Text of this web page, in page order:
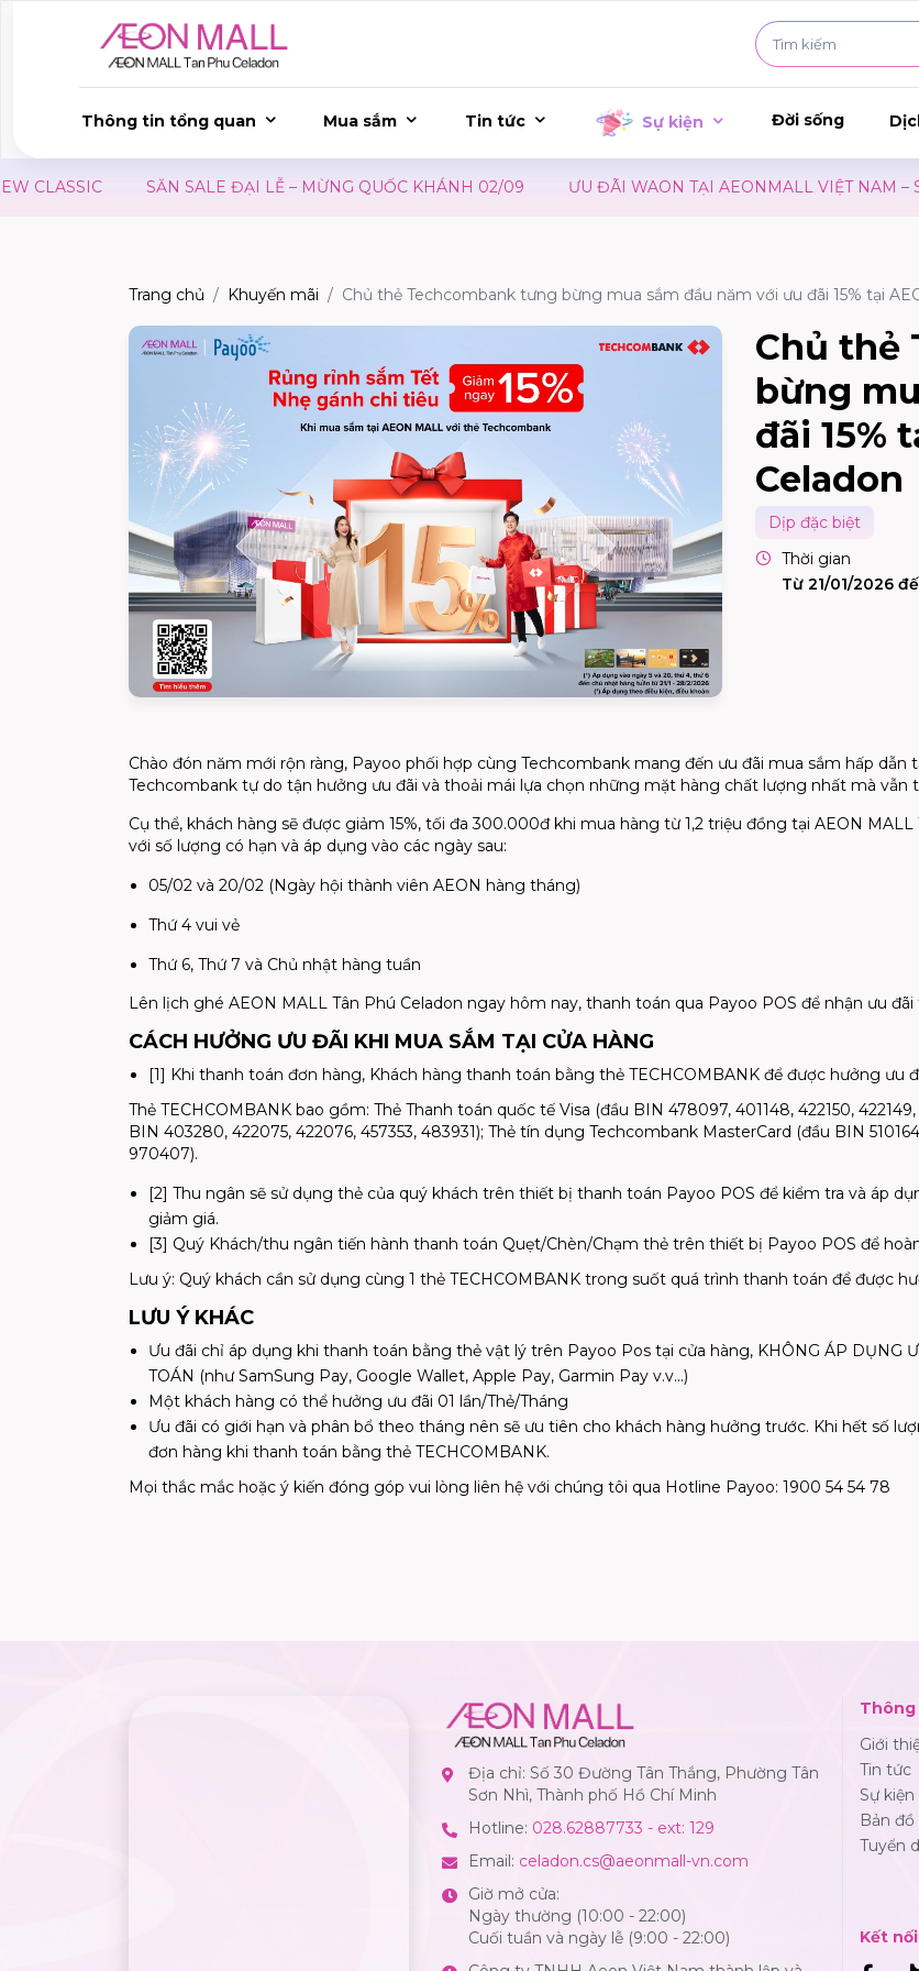
Thông tin tổng quan Mua sắm Tin tức Sự kiện Đời sống
SĂN SALE ĐẠI LỄ – MỪNG QUỐC KHÁNH 02/09 ƯU ĐÃI WAON TẠI AEONMALL VIỆT NAM – SỰ
Trang chủ Khuyến mãi Chủ thẻ Techcombank tưng bừng mua sắm đầu năm với ưu đãi 15% tại
Chủ thẻ
bừng
đãi 15%
Celadon
Dịp đặc biệt
Thời gian
Từ 21/01/2026
Chào đón năm mới rộn ràng, Payoo phối hợp cùng Techcombank mang đến ưu đãi mua sắm hấp dẫn
Techcombank tự do tận hưởng ưu đãi và thoải mái lựa chọn những mặt hàng chất lượng nhất mà vẫn
Cụ thể, khách hàng sẽ được giảm 15%, tối đa 300.000đ khi mua hàng từ 1,2 triệu đồng tại AEON
với số lượng có hạn và áp dụng vào các ngày sau:
05/02 và 20/02 (Ngày hội thành viên AEON hàng tháng)
Thứ 4 vui vẻ
Thứ 6, Thứ 7 và Chủ nhật hàng tuần
Lên lịch ghé AEON MALL Tân Phú Celadon ngay hôm nay, thanh toán qua Payoo POS để nhận ưu
CÁCH HƯỞNG ƯU ĐÃI KHI MUA SẮM TẠI CỬA HÀNG
[1] Khi thanh toán đơn hàng, Khách hàng thanh toán bằng thẻ TECHCOMBANK để được hưởng ưu
Thẻ TECHCOMBANK bao gồm: Thẻ Thanh toán quốc tế Visa (đầu BIN 478097, 401148, 422150,
BIN 403280, 422075, 422076, 457353, 483931); Thẻ tín dụng Techcombank MasterCard (đầu BIN
970407).
[2] Thu ngân sẽ sử dụng thẻ của quý khách trên thiết bị thanh toán Payoo POS để kiểm tra và áp
giảm giá.
[3] Quý Khách/thu ngân tiến hành thanh toán Quẹt/Chèn/Chạm thẻ trên thiết bị Payoo POS để
Lưu ý: Quý khách cần sử dụng cùng 1 thẻ TECHCOMBANK trong suốt quá trình thanh toán để được
LƯU Ý KHÁC
Ưu đãi chỉ áp dụng khi thanh toán bằng thẻ vật lý trên Payoo Pos tại cửa hàng, KHÔNG ÁP DỤNG
TOÁN (như SamSung Pay, Google Wallet, Apple Pay, Garmin Pay v.v...)
Một khách hàng có thể hưởng ưu đãi 01 lần/Thẻ/Tháng
Ưu đãi có giới hạn và phân bổ theo tháng nên sẽ ưu tiên cho khách hàng hưởng trước. Khi hết số
đơn hàng khi thanh toán bằng thẻ TECHCOMBANK.
Mọi thắc mắc hoặc ý kiến đóng góp vui lòng liên hệ với chúng tôi qua Hotline Payoo: 1900 54 54 78
Địa chỉ: Số 30 Đường Tân Thắng, Phường Tân
Sơn Nhì, Thành phố Hồ Chí Minh
Hotline: 028.62887733 - ext: 129
Email: celadon.cs@aeonmall-vn.com
Giờ mở cửa:
Ngày thường (10:00 - 22:00)
Cuối tuần và ngày lễ (9:00 - 22:00)
Giới
Tin tức
Sự kiện
Bản đồ
Tuyển
Kết